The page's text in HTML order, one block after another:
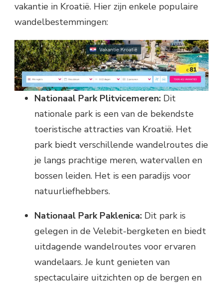
vakantie in Kroatië. Hier zijn enkele populaire
wandelbestemmingen:
Nationaal Park Plitvicemeren: Dit
nationale park is een van de bekendste
toeristische attracties van Kroatië. Het
park biedt verschillende wandelroutes die
je langs prachtige meren, watervallen en
bossen leiden. Het is een paradijs voor
natuurliefhebbers.
Nationaal Park Paklenica: Dit park is
gelegen in de Velebit-bergketen en biedt
uitdagende wandelroutes voor ervaren
wandelaars. Je kunt genieten van
spectaculaire uitzichten op de bergen en